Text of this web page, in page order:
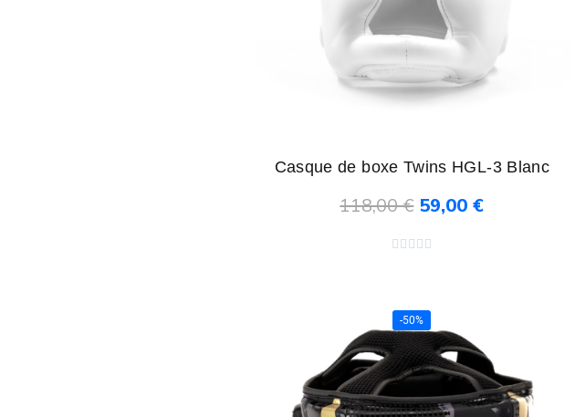
Casque de boxe Twins HGL-3 Blanc
118,00 € 59,00 €
    
-50%